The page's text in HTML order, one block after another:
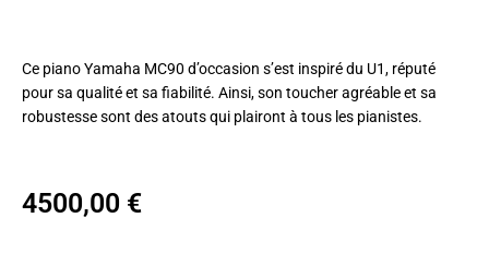
Ce piano Yamaha MC90 d’occasion s’est inspiré du U1, réputé
pour sa qualité et sa fiabilité. Ainsi, son toucher agréable et sa
robustesse sont des atouts qui plairont à tous les pianistes.
4500,00 €